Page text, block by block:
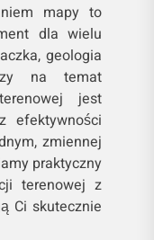
mapy to
dla wielu
geologia
na temat
jest
efektywności
zmiennej
praktyczny
terenowej z
Ci skutecznie